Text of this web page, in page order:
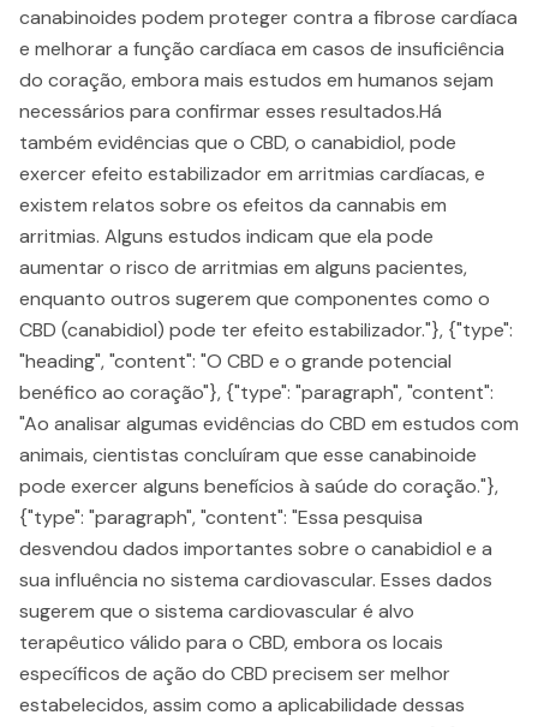
canabinoides podem proteger contra a fibrose cardíaca
e melhorar a função cardíaca em casos de insuficiência
do coração, embora mais estudos em humanos sejam
necessários para confirmar esses resultados.Há
também evidências que o CBD, o canabidiol, pode
exercer efeito estabilizador em arritmias cardíacas, e
existem relatos sobre os efeitos da cannabis em
arritmias. Alguns estudos indicam que ela pode
aumentar o risco de arritmias em alguns pacientes,
enquanto outros sugerem que componentes como o
CBD (canabidiol) pode ter efeito estabilizador."}, {"type":
"heading", "content": "O CBD e o grande potencial
benéfico ao coração"}, {"type": "paragraph", "content":
"Ao analisar algumas evidências do CBD em estudos com
animais, cientistas concluíram que esse canabinoide
pode exercer alguns benefícios à saúde do coração."},
{"type": "paragraph", "content": "Essa pesquisa
desvendou dados importantes sobre o canabidiol e a
sua influência no sistema cardiovascular. Esses dados
sugerem que o sistema cardiovascular é alvo
terapêutico válido para o CBD, embora os locais
específicos de ação do CBD precisem ser melhor
estabelecidos, assim como a aplicabilidade dessas